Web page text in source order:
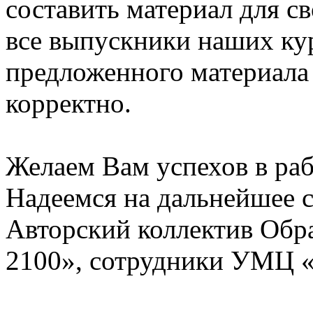
составить материал для
все выпускники наших
предложенного
корректно.
Желаем Вам успехов в
Надеемся на дальнейшее
Авторский коллектив
2100», сотрудники УМЦ